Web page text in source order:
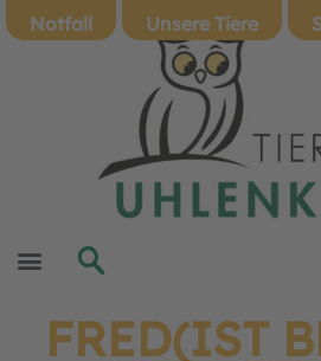
Notfall Unsere Tiere
FRED(IST